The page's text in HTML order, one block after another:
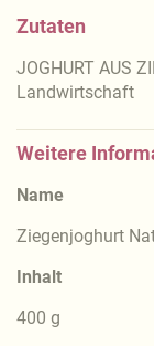
Zutaten
JOGHURT AUS
Landwirtschaft
Weitere
Name
Ziegenjoghurt
Inhalt
400 g